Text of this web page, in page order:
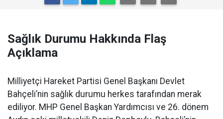
Sağlık Durumu Hakkında Flaş
Açıklama
Milliyetçi Hareket Partisi Genel Başkanı Devlet
Bahçeli’nin sağlık durumu herkes tarafından merak
ediliyor. MHP Genel Başkan Yardımcısı ve 26. dönem